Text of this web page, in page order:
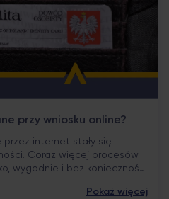
przy wniosku online?
przez internet stały się
Coraz więcej procesów
wygodnie i bez konieczności
formy finansowania
Pokaż więcej